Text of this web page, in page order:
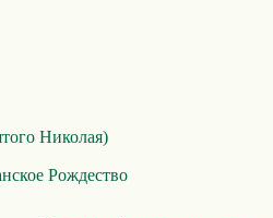
Николая)
Рождество